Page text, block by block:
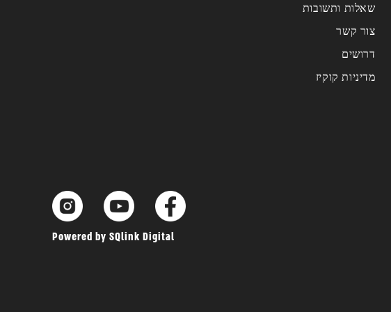
שאלות ותשובות
צור קשר
דרושים
מדיניות קוקיז
Powered by SQlink Digital